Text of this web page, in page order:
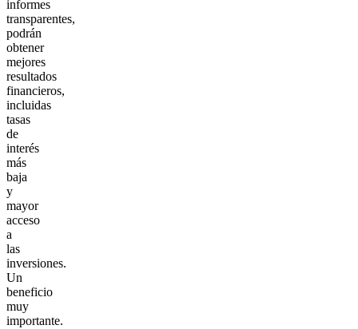
informes
transparentes,
podrán
obtener
mejores
resultados
financieros,
incluidas
tasas
de
interés
más
baja
y
mayor
acceso
a
las
inversiones.
Un
beneficio
muy
importante.